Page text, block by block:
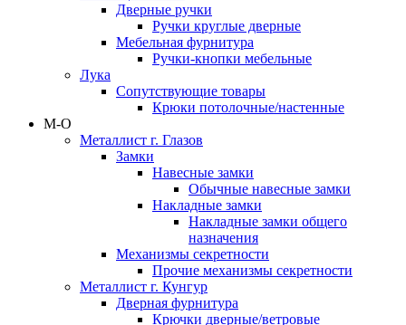
Дверные ручки
Ручки круглые дверные
Мебельная фурнитура
Ручки-кнопки мебельные
Лука
Сопутствующие товары
Крюки потолочные/настенные
М-О
Металлист г. Глазов
Замки
Навесные замки
Обычные навесные замки
Накладные замки
Накладные замки общего
назначения
Механизмы секретности
Прочие механизмы секретности
Металлист г. Кунгур
Дверная фурнитура
Крючки дверные/ветровые